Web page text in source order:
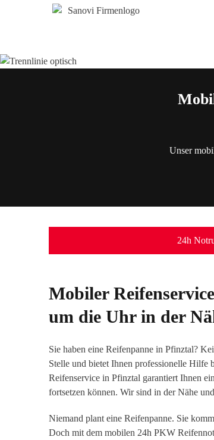
Unser
24h
Mobiler
um die Uhr in der
Sie haben eine Reifenpanne in Pfinztal?
Stelle und bietet Ihnen professionelle Hilfe
Reifenservice in Pfinztal garantiert Ihnen
fortsetzen können. Wir sind in der Nähe
Niemand plant eine Reifenpanne. Sie
Doch mit dem mobilen 24h PKW